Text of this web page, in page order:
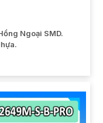
Ngoại SMD.